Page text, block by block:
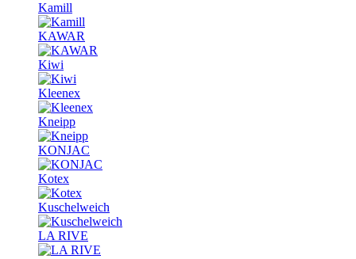
Kamill
KAWAR
Kiwi
Kleenex
Kneipp
KONJAC
Kotex
Kuschelweich
LA RIVE